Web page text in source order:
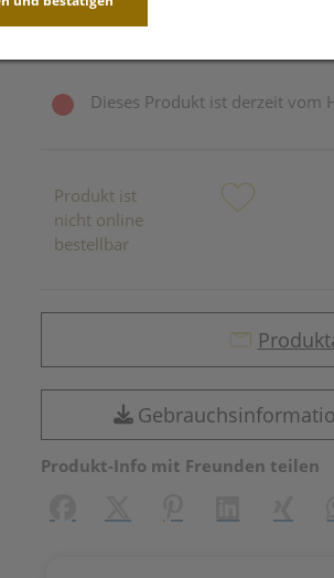
Dieses Produkt ist derzeit vom
Produkt ist
nicht online
bestellbar
Produkt-Info mit Freunden teilen